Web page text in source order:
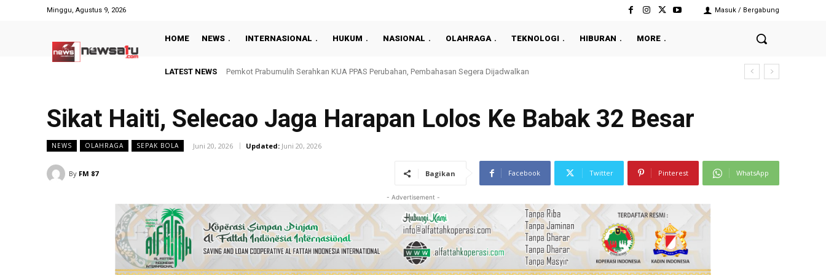
Minggu, Agustus 9, 2026 Masuk / Bergabung
HOME NEWS INTERNASIONAL HUKUM NASIONAL OLAHRAGA TEKNOLOGI HIBURAN MORE
LATEST NEWS Berbekal CCTV, Polisi Ringkus 4 Pelaku Curas SPBU Pendopo
Sikat Haiti, Selecao Jaga Harapan Lolos Ke Babak 32 Besar
NEWS OLAHRAGA SEPAK BOLA Juni 20, 2026 Updated: Juni 20, 2026
By FM 87 Bagikan Facebook Twitter Pinterest WhatsApp
- Advertisement -